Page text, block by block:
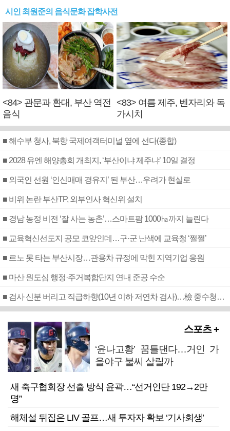
시인 최원준의 음식문화 잡학사전
<84> 관문과 환대, 부산 역전
음식
<83> 여름 제주, 벤자리와 독
가시치
■ 해수부 청사, 북항 국제여객터미널 옆에 선다(종합)
■ 2028 유엔 해양총회 개최지, ‘부산이냐 제주냐’ 10일 결정
■ 외국인 선원 ‘인신매매 경유지’ 된 부산…우려가 현실로
■ 비위 논란 부산TP, 외부인사 혁신위 설치
■ 경남 농정 비전 ‘잘 사는 농촌’…스마트팜 1000㏊까지 늘린다
■ 교육혁신선도지 공모 코앞인데…구·군 난색에 교육청 ‘쩔쩔’
■ 르노 못 타는 부산시장…관용차 규정에 막힌 지역기업 응원
■ 마산 원도심 행정·주거복합단지 연내 준공 수순
■ 검사 신분 버리고 직급하향(10년 이하 저연차 검사)…檢 중수청행 기피
스포츠 +
‘윤나고황’ 꿈틀댄다…거인 가
을야구 불씨 살릴까
새 축구협회장 선출 방식 윤곽…“선거인단 192→2만
명”
해체설 뒤집은 LIV 골프…새 투자자 확보 ‘기사회생’